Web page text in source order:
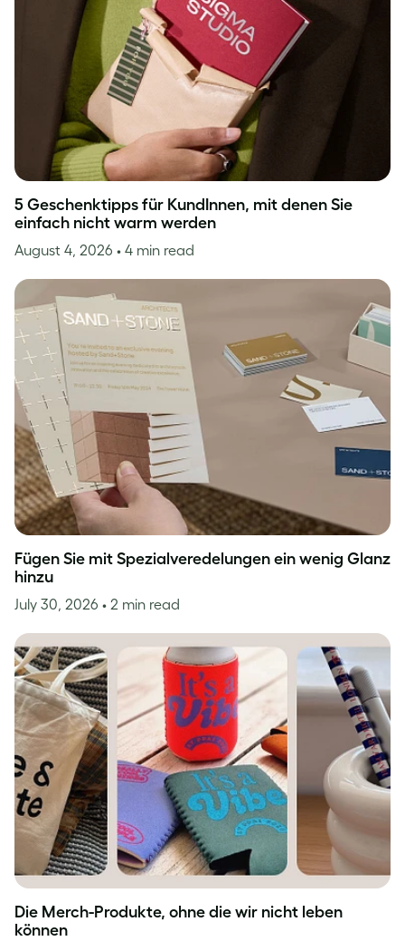
5 Geschenktipps für KundInnen, mit denen Sie
einfach nicht warm werden
August 4, 2026 • 4 min read
Fügen Sie mit Spezialveredelungen ein wenig Glanz
hinzu
July 30, 2026 • 2 min read
Die Merch-Produkte, ohne die wir nicht leben
können